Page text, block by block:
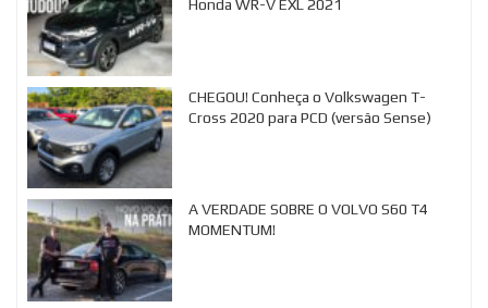
Honda WR-V EXL 2021
CHEGOU! Conheça o Volkswagen T-
Cross 2020 para PCD (versão Sense)
A VERDADE SOBRE O VOLVO S60 T4
MOMENTUM!